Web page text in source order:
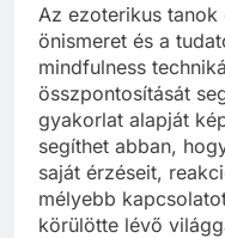
Az ezoterikus
önismeret és a
mindfulness
összpontosítását
gyakorlat alapját
segíthet abban,
saját érzéseit,
mélyebb
körülötte lévő